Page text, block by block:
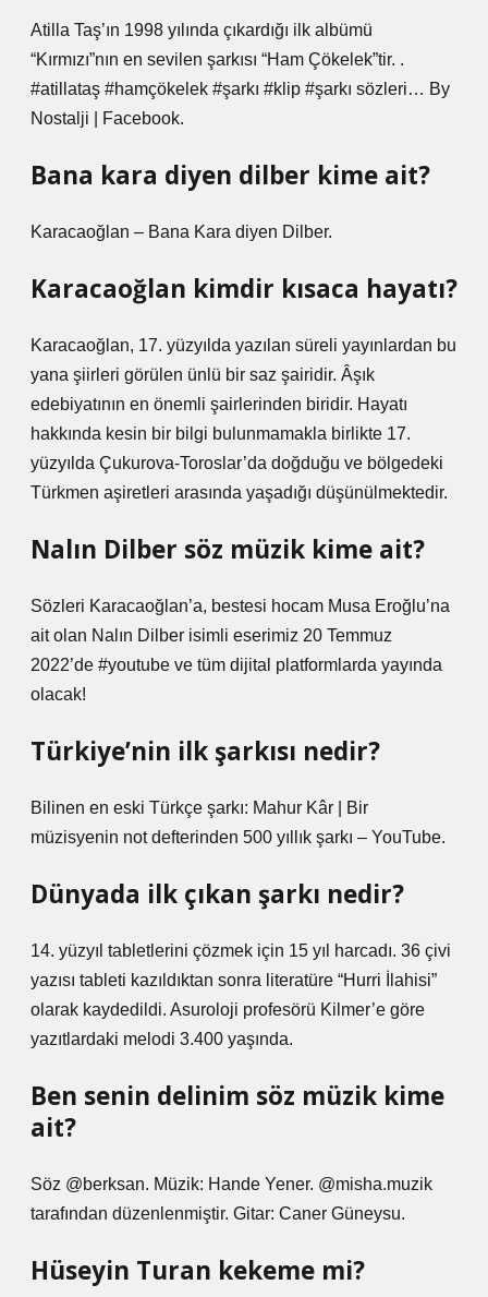
Atilla Taş’ın 1998 yılında çıkardığı ilk albümü
“Kırmızı”nın en sevilen şarkısı “Ham Çökelek”tir. .
#atillataş #hamçökelek #şarkı #klip #şarkı sözleri… By
Nostalji | Facebook.
Bana kara diyen dilber kime ait?
Karacaoğlan – Bana Kara diyen Dilber.
Karacaoğlan kimdir kısaca hayatı?
Karacaoğlan, 17. yüzyılda yazılan süreli yayınlardan bu
yana şiirleri görülen ünlü bir saz şairidir. Âşık
edebiyatının en önemli şairlerinden biridir. Hayatı
hakkında kesin bir bilgi bulunmamakla birlikte 17.
yüzyılda Çukurova-Toroslar’da doğduğu ve bölgedeki
Türkmen aşiretleri arasında yaşadığı düşünülmektedir.
Nalın Dilber söz müzik kime ait?
Sözleri Karacaoğlan’a, bestesi hocam Musa Eroğlu’na
ait olan Nalın Dilber isimli eserimiz 20 Temmuz
2022’de #youtube ve tüm dijital platformlarda yayında
olacak!
Türkiye’nin ilk şarkısı nedir?
Bilinen en eski Türkçe şarkı: Mahur Kâr | Bir
müzisyenin not defterinden 500 yıllık şarkı – YouTube.
Dünyada ilk çıkan şarkı nedir?
14. yüzyıl tabletlerini çözmek için 15 yıl harcadı. 36 çivi
yazısı tableti kazıldıktan sonra literatüre “Hurri İlahisi”
olarak kaydedildi. Asuroloji profesörü Kilmer’e göre
yazıtlardaki melodi 3.400 yaşında.
Ben senin delinim söz müzik kime
ait?
Söz @berksan. Müzik: Hande Yener. @misha.muzik
tarafından düzenlenmiştir. Gitar: Caner Güneysu.
Hüseyin Turan kekeme mi?